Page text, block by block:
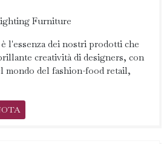
Furniture
l'essenza dei nostri prodotti che
creatività di designers, con
mondo del fashion-food retail,